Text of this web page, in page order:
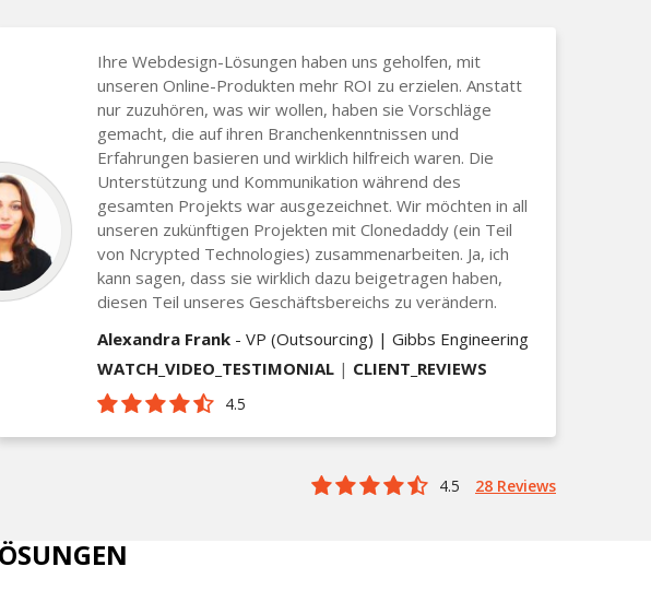
Ihre Webdesign-Lösungen haben uns geholfen, mit
unseren Online-Produkten mehr ROI zu erzielen. Anstatt
nur zuzuhören, was wir wollen, haben sie Vorschläge
gemacht, die auf ihren Branchenkenntnissen und
Erfahrungen basieren und wirklich hilfreich waren. Die
Unterstützung und Kommunikation während des
gesamten Projekts war ausgezeichnet. Wir möchten in all
unseren zukünftigen Projekten mit Clonedaddy (ein Teil
von Ncrypted Technologies) zusammenarbeiten. Ja, ich
kann sagen, dass sie wirklich dazu beigetragen haben,
diesen Teil unseres Geschäftsbereichs zu verändern.
Alexandra Frank - VP (Outsourcing) | Gibbs Engineering
WATCH_VIDEO_TESTIMONIAL | CLIENT_REVIEWS
4.5
4.5 28 Reviews